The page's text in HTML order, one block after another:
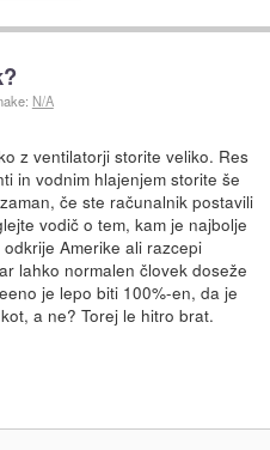
N/A
z ventilatorji storite veliko. Res
in vodnim hlajenjem storite še
če ste računalnik postavili
vodič o tem, kam je najbolje
Amerike ali razcepi
lahko normalen človek doseže
je lepo biti 100%-en, da je
a ne? Torej le hitro brat.